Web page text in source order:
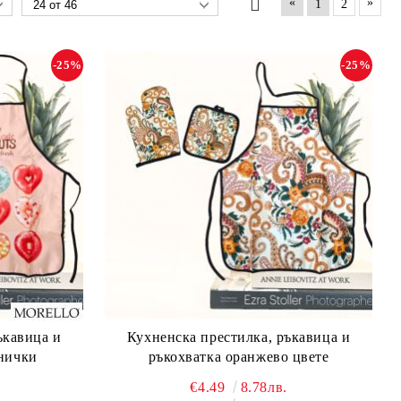
1 2
и
-25%
Кухненска престилка, ръкавица и
ръкохватка оранжево цвете
-25%
€4.49 8.78лв.